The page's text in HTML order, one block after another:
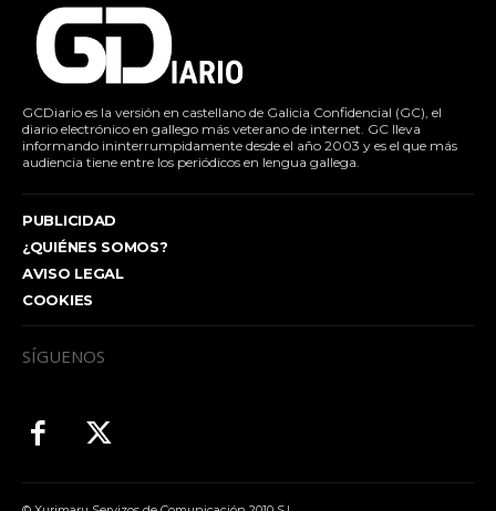
GCDiario es la versión en castellano de Galicia Confidencial (GC), el
diario electrónico en gallego más veterano de internet. GC lleva
informando ininterrumpidamente desde el año 2003 y es el que más
audiencia tiene entre los periódicos en lengua gallega.
PUBLICIDAD
¿QUIÉNES SOMOS?
AVISO LEGAL
COOKIES
SÍGUENOS